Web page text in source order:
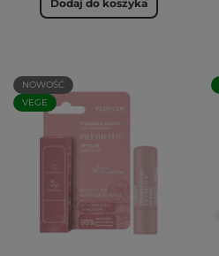
Dodaj do koszyka
NOWOŚĆ
VEGE